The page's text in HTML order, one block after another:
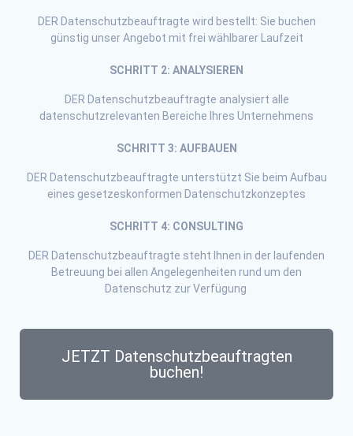
DER Datenschutzbeauftragte wird bestellt: Sie buchen
günstig unser Angebot mit frei wählbarer Laufzeit
SCHRITT 2: ANALYSIEREN
DER Datenschutzbeauftragte analysiert alle
datenschutzrelevanten Bereiche Ihres Unternehmens
SCHRITT 3: AUFBAUEN
DER Datenschutzbeauftragte unterstützt Sie beim Aufbau
eines gesetzeskonformen Datenschutzkonzeptes
SCHRITT 4: CONSULTING
DER Datenschutzbeauftragte steht Ihnen in der laufenden
Betreuung bei allen Angelegenheiten rund um den
Datenschutz zur Verfügung
JETZT Datenschutzbeauftragten
buchen!